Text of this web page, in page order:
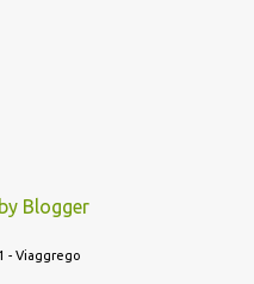
Blogger
- Viaggrego